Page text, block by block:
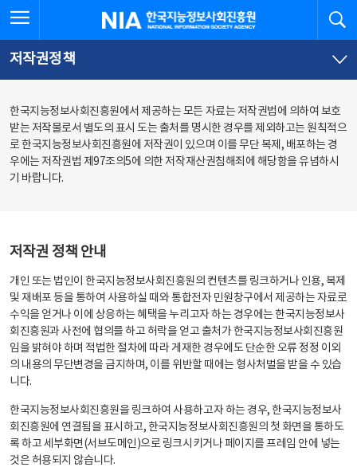
문
로
가
체
뉴
바
가
한국지능정보사회진흥원
저작권정책
한국지능정보사회진흥원에서 제공하는 모든 자료는 저작권법에 의하여 보호
받는 저작물로서 별도의 표시 도는 출처를 명시한 경우를 제외하고는 원칙적으
로 한국지능정보사회진흥원에 저작권이 있으며 이를 무단 복제, 배포하는 경
우에는 저작권법 제97조의5에 의한 저작재산권침해죄에 해당함을 유념하시
기 바랍니다.
저작권 정책 안내
개인 또는 법인이 한국지능정보사회진흥원의 컨텐츠를 링크하거나 인용, 복제
및 재배포 등을 통하여 사용하실 때와 통합전자 민원창구에서 제공하는 자료로
수익을 얻거나 이에 상응하는 혜택을 누리고자 하는 경우에는 한국지능정보사
회진흥원과 사전에 협의를 하고 허락을 얻고 출처가 한국지능정보사회진흥원
임을 밝혀야 하며 적법한 절차에 따라 게재한 경우에도 단순한 오류 정정 이외
의 내용의 무단변경을 금지하며, 이를 위반할 때에는 형사처벌을 받을 수 있습
니다.
한국지능정보사회진흥원을 링크하여 사용하고자 하는 경우, 한국지능정보사
회진흥원에 연결됨을 표시하고, 한국지능정보사회진흥원의 첫 화면을 통하도
록 하고 세부화면(서브도메인)으로 링크시키거나 페이지를 프레임 안에 넣는
것은 허용되지 않습니다.